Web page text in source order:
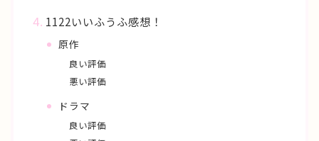
1122いいふうふ感想！
原作
良い評価
悪い評価
ドラマ
良い評価